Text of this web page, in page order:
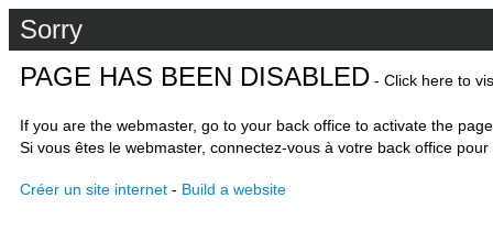
Sorry
PAGE HAS BEEN DISABLED - Click here to
If you are the webmaster, go to your back office to activate the
Si vous êtes le webmaster, connectez-vous à votre back office
Créer un site internet - Build a website